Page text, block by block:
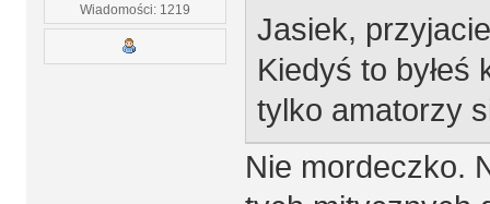
Wiadomości: 1219
Jasiek,
Kiedyś to
tylko amatorzy
Nie mordeczko.